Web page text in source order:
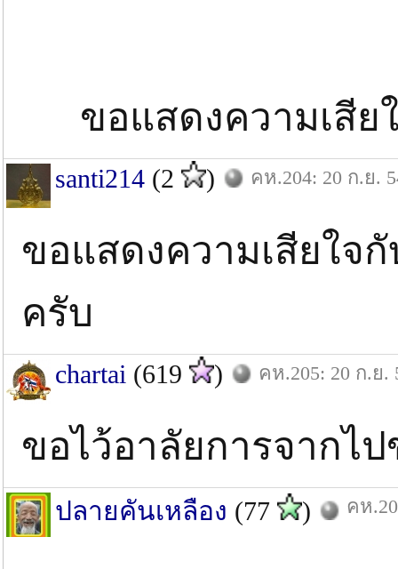
ขอแสดงความเสีย
santi214 (2 ) คห.204: 20 ก.ย.
ขอแสดงความเสียใจ
ครับ
chartai (619 ) คห.205: 20 ก.ย.
ขอไว้อาลัยการจากไ
ปลายคันเหลือง (77 ) คห